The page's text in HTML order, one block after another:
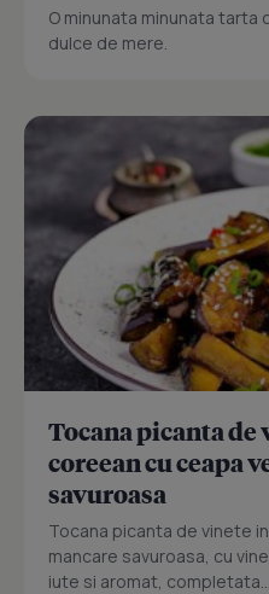
O minunata minunata tarta
dulce de mere.
Tocana picanta
coreean cu ceapa
savuroasa
Tocana picanta de vinete
mancare savuroasa, cu
iute si aromat, completata...